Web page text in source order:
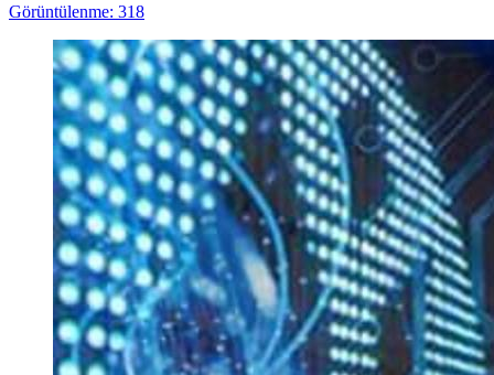
Görüntülenme: 318